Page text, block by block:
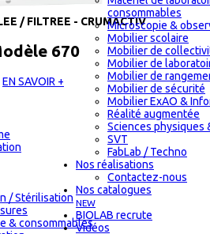
consommables
Microscopie &
Mobilier scolaire
Mobilier de
Mobilier de
Mobilier de
Mobilier de sécurité
Mobilier ExAO &
Réalité augmentée
Sciences physiques
SVT
FabLab / Techno
Nos réalisations
Contactez-nous
Nos catalogues
NEW
BIOLAB recrute
Vidéos
/ FILTREE - CRUMACTIV
670
EN SAVOIR +
/ Stérilisation
& consommables